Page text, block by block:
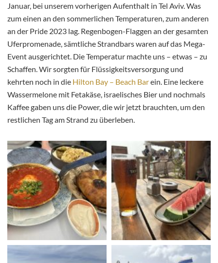
Januar, bei unserem vorherigen Aufenthalt in Tel Aviv. Was
zum einen an den sommerlichen Temperaturen, zum anderen
an der Pride 2023 lag. Regenbogen-Flaggen an der gesamten
Uferpromenade, sämtliche Strandbars waren auf das Mega-
Event ausgerichtet. Die Temperatur machte uns – etwas – zu
Schaffen. Wir sorgten für Flüssigkeitsversorgung und
kehrten noch in die Hilton Bay – Beach Barein. Eine leckere
Wassermelone mit Fetakäse, israelisches Bier und nochmals
Kaffee gaben uns die Power, die wir jetzt brauchten, um den
restlichen Tag am Strand zu überleben.